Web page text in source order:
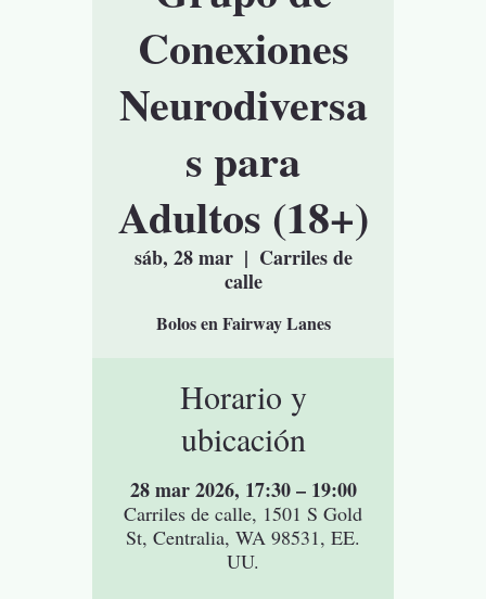
Conexiones
Neurodiversa
s para
Adultos (18+)
sáb, 28 mar
  |
Carriles de
calle
Bolos en Fairway Lanes
Horario y
ubicación
28 mar 2026, 17:30 – 19:00
Carriles de calle, 1501 S Gold
St, Centralia, WA 98531, EE.
UU.